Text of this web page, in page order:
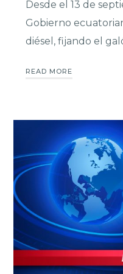
Desde el 13 de
Gobierno
diésel, fijando el
READ MORE